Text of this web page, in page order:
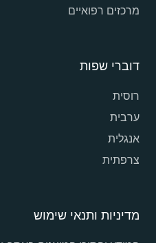
מרכזים רפואיים
דוברי שפות
רוסית
ערבית
אנגלית
צרפתית
מדיניות ותנאי שימוש